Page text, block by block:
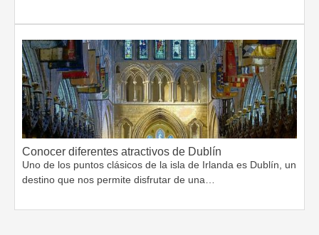
Conocer diferentes atractivos de Dublín
Uno de los puntos clásicos de la isla de Irlanda es Dublín, un
destino que nos permite disfrutar de una…